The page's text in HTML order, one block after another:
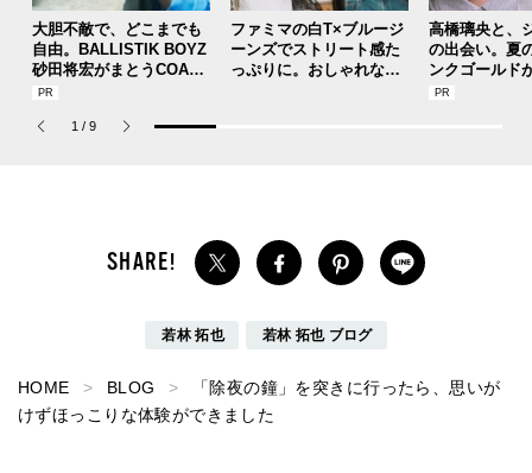
大胆不敵で、どこまでも
自由。BALLISTIK BOYZ
砂田将宏がまとうCOACH
の新作フレグランス「コ
パルファム」
ファミマの白T×ブルージ
ーンズでストリート感た
っぷりに。おしゃれな人
高橋璃央と、
の出会い。夏
ンクゴールド
SUMMER
1 / 9
若林 拓也 若林 拓也 ブログ
HOME BLOG
「除夜の鐘」を突きに行ったら、思いが
けずほっこりな体験ができました